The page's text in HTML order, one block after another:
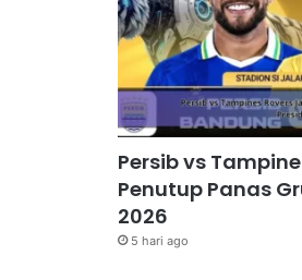
Persib vs
Penutup Panas
2026
5 hari ago